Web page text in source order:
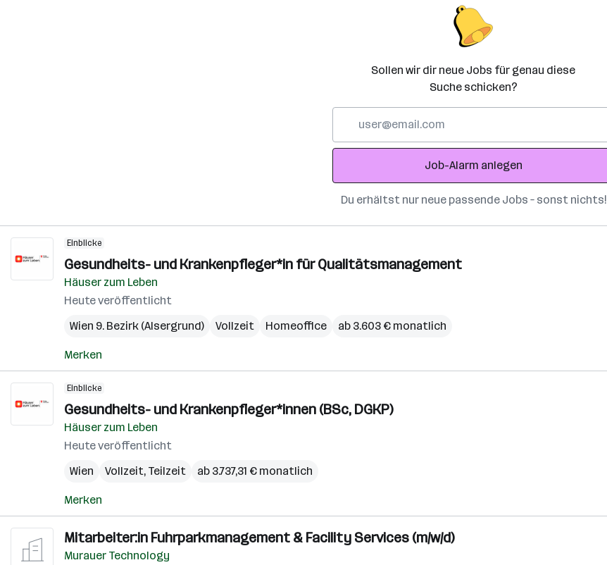
Sollen wir dir neue Jobs für genau diese
Suche schicken?
Adresse
Job-Alarm anlegen
Du erhältst nur neue passende Jobs – sonst nichts!
Einblicke
Gesundheits- und Krankenpfleger*in für Qualitätsmanagement
Häuser zum Leben
Heute veröffentlicht
Wien 9. Bezirk (Alsergrund)
Vollzeit Homeoffice ab 3.603 € monatlich
Merken
Einblicke
Gesundheits- und Krankenpfleger*innen (BSc, DGKP)
Häuser zum Leben
Heute veröffentlicht
Wien
Vollzeit, Teilzeit ab 3.737,31 € monatlich
Merken
Mitarbeiter:in Fuhrparkmanagement & Facility Services (m/w/d)
Murauer Technology